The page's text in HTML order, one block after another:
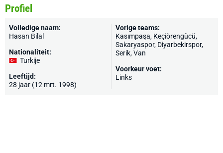
Profiel
Volledige naam:
Hasan Bilal
Nationaliteit:
Turkije
Leeftijd:
28 jaar (12 mrt. 1998)
Vorige teams:
Kasımpaşa, Keçiörengücü,
Sakaryaspor, Diyarbekirspor,
Serik, Van
Voorkeur voet:
Links